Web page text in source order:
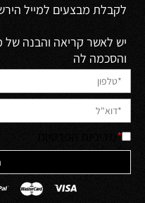
לקבלת מבצעים למייל
יש לאשר קריאה והבנה של
והסכמה לה
*